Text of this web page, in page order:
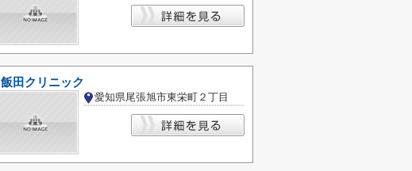
飯田クリニック
愛知県尾張旭市東栄町２丁目